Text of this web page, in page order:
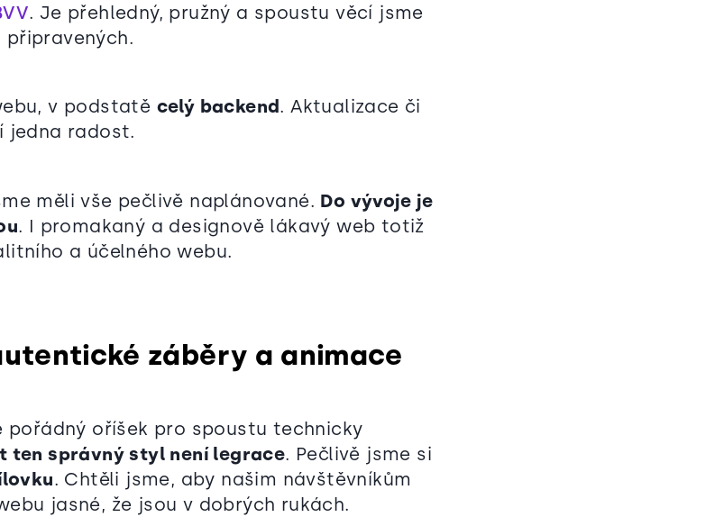
. Je přehledný, pružný a spoustu věcí jsme
připravených.
v podstatě celý backend . Aktualizace či
jedna radost.
měli vše pečlivě naplánované. Do vývoje je
. I promakaný a designově lákavý web totiž
a účelného webu.
záběry a animace
pořádný oříšek pro spoustu technicky
ten správný styl není legrace. Pečlivě jsme si
. Chtěli jsme, aby našim návštěvníkům
jasné, že jsou v dobrých rukách.